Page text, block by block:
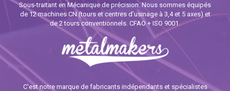
Sous-traitant en Mécanique de précision. Nous sommes équipés
de 12 machines CN (tours et centres d’usinage à 3,4 et 5 axes) et
de 2 tours conventionnels. CFAO + ISO 9001.
C'est notre marque de fabricants indépendants et spécialistes